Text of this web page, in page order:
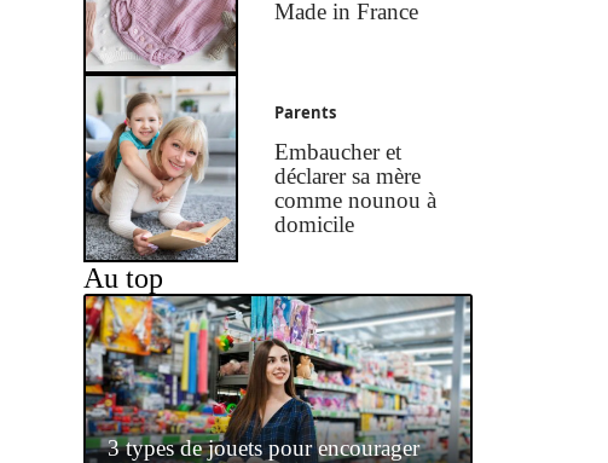
Made in France
Parents
Embaucher et
déclarer sa mère
comme nounou à
domicile
Au top
3 types de jouets pour encourager